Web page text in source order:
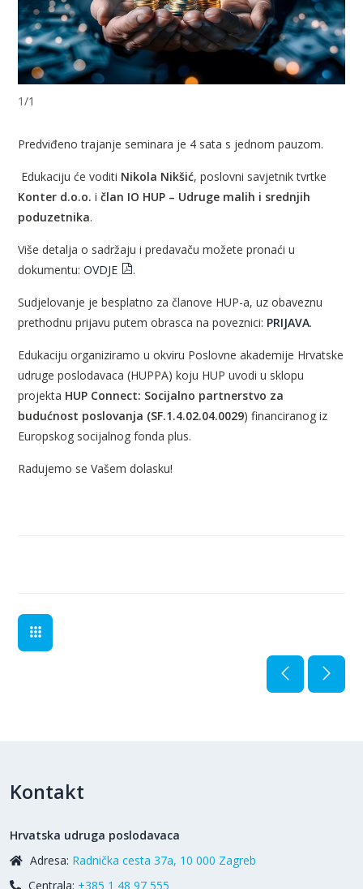
1/1
Predviđeno trajanje seminara je 4 sata s jednom pauzom.
Edukaciju će voditi Nikola Nikšić, poslovni savjetnik tvrtke
Konter d.o.o. i član IO HUP – Udruge malih i srednjih
poduzetnika.
Više detalja o sadržaju i predavaču možete pronaći u
dokumentu: OVDJE .
Sudjelovanje je besplatno za članove HUP-a, uz obaveznu
prethodnu prijavu putem obrasca na poveznici: PRIJAVA.
Edukaciju organiziramo u okviru Poslovne akademije Hrvatske
udruge poslodavaca (HUPPA) koju HUP uvodi u sklopu
projekta HUP Connect: Socijalno partnerstvo za
budućnost poslovanja (SF.1.4.02.04.0029) financiranog iz
Europskog socijalnog fonda plus.
Radujemo se Vašem dolasku!
Kontakt
Hrvatska udruga poslodavaca
Adresa: Radnička cesta 37a, 10 000 Zagreb
Centrala: +385 1 48 97 555